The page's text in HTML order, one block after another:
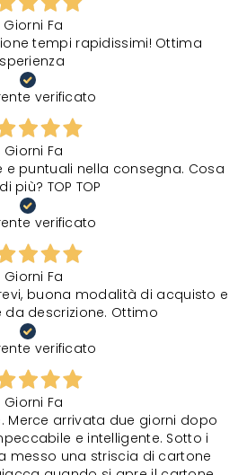
Giorni Fa
tempi rapidissimi! Ottima
verificato
Giorni Fa
e puntuali nella consegna. Cosa
più? TOP TOP
verificato
Giorni Fa
buona modalità di acquisto e
descrizione. Ottimo
verificato
Giorni Fa
Merce arrivata due giorni dopo
e intelligente. Sotto i
messo una striscia di cartone